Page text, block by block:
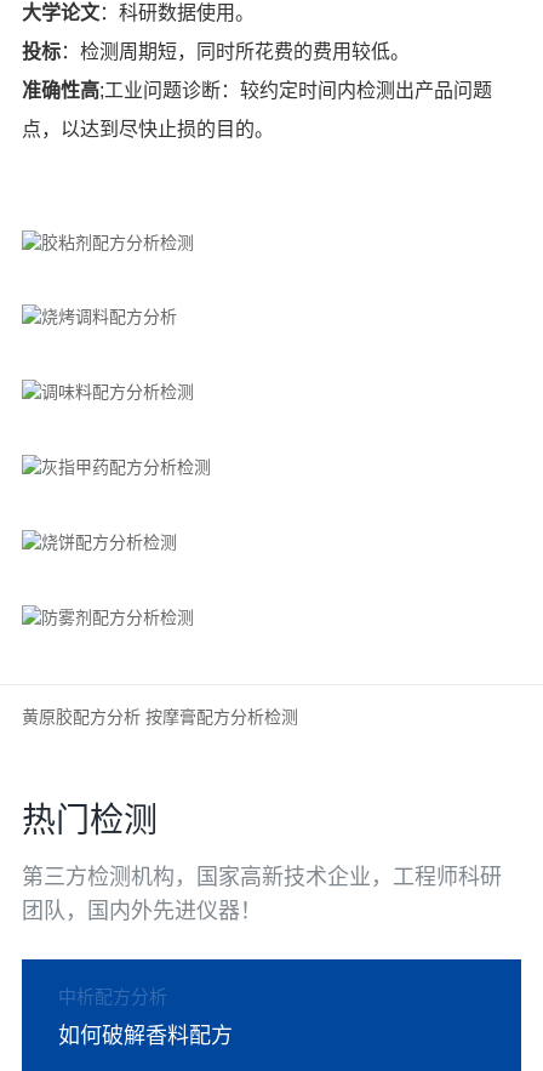
大学论文：科研数据使用。
投标：检测周期短，同时所花费的费用较低。
准确性高;工业问题诊断：较约定时间内检测出产品问题
点，以达到尽快止损的目的。
黄原胶配方分析 按摩膏配方分析检测
热门检测
第三方检测机构，国家高新技术企业，工程师科研
团队，国内外先进仪器！
中析配方分析
如何破解香料配方